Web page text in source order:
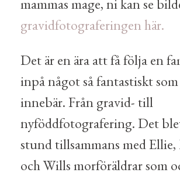
gravidfotograferingen här.
Det är en ära att få följa en
inpå något så fantastiskt
innebär. Från gravid- till
nyföddfotografering. Det
stund tillsammans med
och Wills morföräldrar som